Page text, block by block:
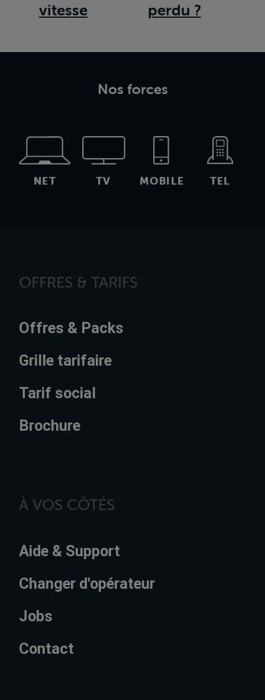
vitesse
perdu ?
Nos forces
NET TV MOBILE TEL
OFFRES & TARIFS
Offres & Packs
Grille tarifaire
Tarif social
Brochure
À VOS CÔTÉS
Aide & Support
Changer d'opérateur
Jobs
Contact